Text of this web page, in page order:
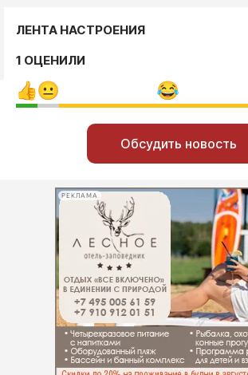
ЛЕНТА НАСТРОЕНИЯ
1 ОЦЕНИЛИ
Обсудить новость
РЕКЛАМА